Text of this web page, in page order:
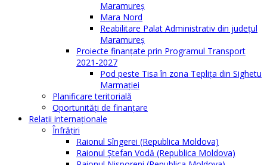
Maramureș
Mara Nord
Reabilitare Palat Administrativ din județul
Maramureș
Proiecte finanțate prin Programul Transport
2021-2027
Pod peste Tisa în zona Teplița din Sighetu
Marmației
Planificare teritorială
Oportunităţi de finanţare
Relaţii internaţionale
Înfrăţiri
Raionul Sîngerei (Republica Moldova)
Raionul Ștefan Vodă (Republica Moldova)